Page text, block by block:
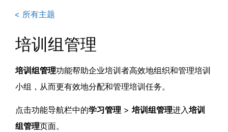
< 所有主题
培训组管理
培训组管理功能帮助企业培训者高效地组织和管理培训
小组，从而更有效地分配和管理培训任务。
点击功能导航栏中的学习管理 > 培训组管理进入培训
组管理页面。